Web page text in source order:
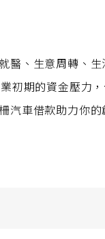
醫、生意周轉、
初期的資金壓力
汽車借款助力你